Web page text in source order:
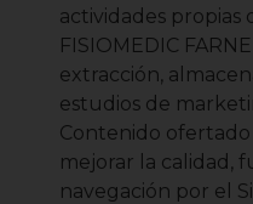
actividades propias
FISIOMEDIC
extracción,
estudios de
Contenido ofertado
mejorar la calidad,
navegación por el